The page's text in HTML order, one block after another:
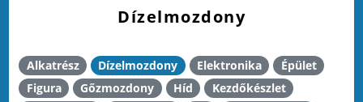
Dízelmozdony
Alkatrész Dízelmozdony Elektronika
Épület
Figura
Gőzmozdony Híd
Kezdőkészlet